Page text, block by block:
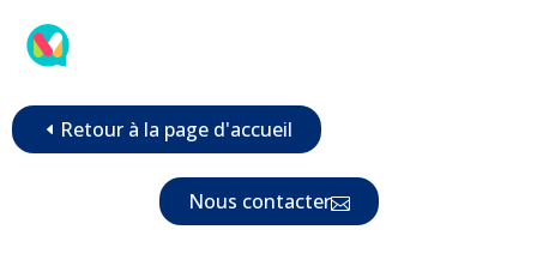
Retour à la page d'accueil
Nous contacter